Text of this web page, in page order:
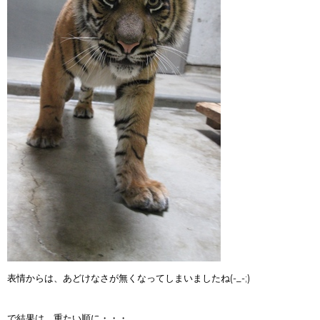
表情からは、あどけなさが無くなってしまいましたね(-_-;)